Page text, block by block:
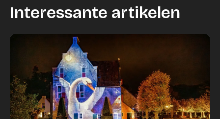
Interessante artikelen